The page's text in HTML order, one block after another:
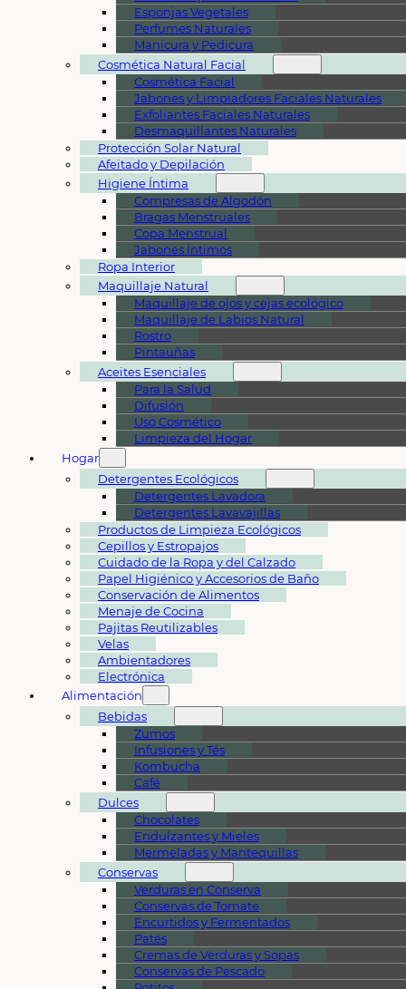
Esponjas Vegetales
Perfumes Naturales
Manicura y Pedicura
Cosmética Natural Facial
Cosmética Facial
Jabones y Limpiadores Faciales Naturales
Exfoliantes Faciales Naturales
Desmaquillantes Naturales
Protección Solar Natural
Afeitado y Depilación
Higiene Íntima
Compresas de Algodón
Bragas Menstruales
Copa Menstrual
Jabones Íntimos
Ropa Interior
Maquillaje Natural
Maquillaje de ojos y cejas ecológico
Maquillaje de Labios Natural
Rostro
Pintauñas
Aceites Esenciales
Para la Salud
Difusión
Uso Cosmético
Limpieza del Hogar
Hogar
Detergentes Ecológicos
Detergentes Lavadora
Detergentes Lavavajillas
Productos de Limpieza Ecológicos
Cepillos y Estropajos
Cuidado de la Ropa y del Calzado
Papel Higiénico y Accesorios de Baño
Conservación de Alimentos
Menaje de Cocina
Pajitas Reutilizables
Velas
Ambientadores
Electrónica
Alimentación
Bebidas
Zumos
Infusiones y Tés
Kombucha
Café
Dulces
Chocolates
Endulzantes y Mieles
Mermeladas y Mantequillas
Conservas
Verduras en Conserva
Conservas de Tomate
Encurtidos y Fermentados
Patés
Cremas de Verduras y Sopas
Conservas de Pescado